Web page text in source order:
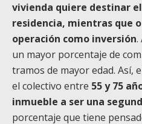
vivienda quiere destinar
residencia, mientras que
operación como inversión.
un mayor porcentaje de
tramos de mayor edad. Así,
el colectivo entre 55 y 75
inmueble a ser una
porcentaje que tiene